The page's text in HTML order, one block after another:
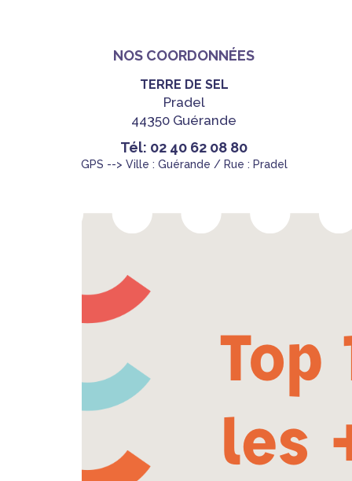
NOS COORDONNÉES
TERRE DE SEL
Pradel
44350 Guérande
Tél: 02 40 62 08 80
GPS --> Ville : Guérande / Rue : Pradel